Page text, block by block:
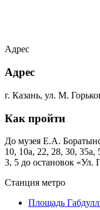
Адрес
Адрес
г. Казань, ул. М.
Как пройти
До музея Е.А.
10, 10а, 22, 28, 30, 35а,
3, 5 до остановок «Ул.
Станция метро
Площадь